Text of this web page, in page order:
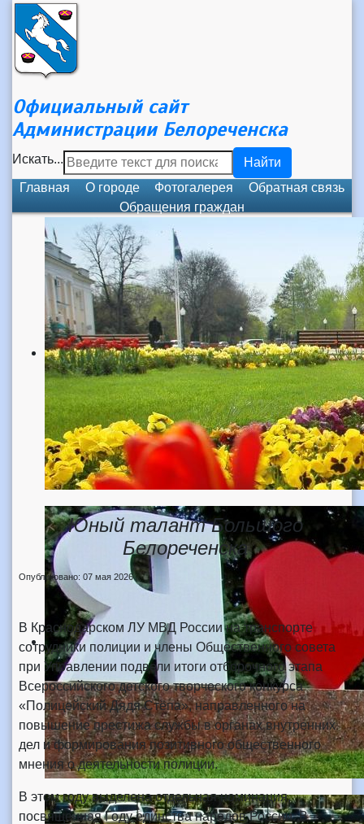
Официальный сайт
Администрации Белореченска
Искать...
Найти
Главная
О городе Фотогалерея
Обратная связь
Обращения граждан
Юный талант Большого
Белореченска
Опубликовано: 07 мая 2026
В Краснодарском ЛУ МВД России на транспорте
сотрудники полиции и члены Общественного совета
при Управлении подвели итоги отборочного этапа
Всероссийского детского творческого конкурса
«Полицейский Дядя Стёпа», направленного на
повышение престижа службы в органах внутренних
дел и формирования позитивного общественного
мнения о деятельности полиции.
В этом году выделена отдельная номинация,
посвященная Году единства народов России. В